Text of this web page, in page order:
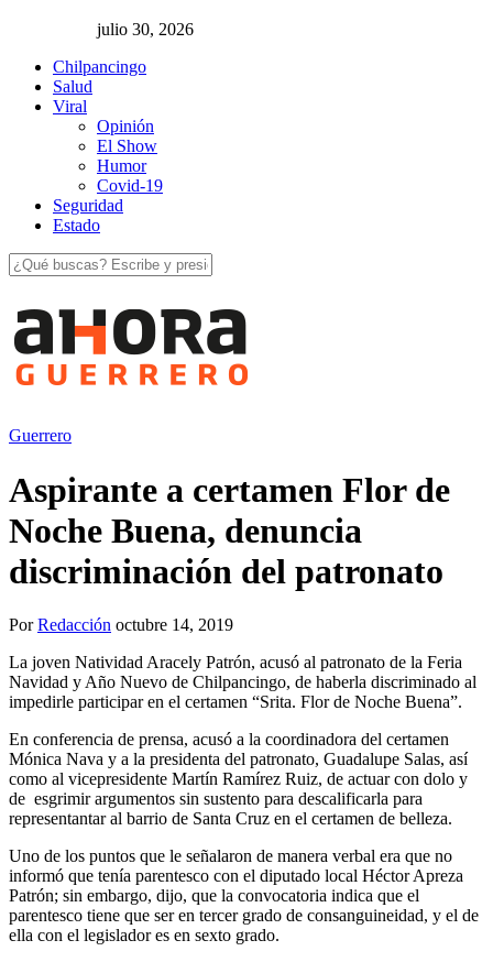
julio 30, 2026
Chilpancingo
Salud
Viral
Opinión
El Show
Humor
Covid-19
Seguridad
Estado
Guerrero
Aspirante a certamen Flor de
Noche Buena, denuncia
discriminación del patronato
PorRedacción octubre 14, 2019
La joven Natividad Aracely Patrón, acusó al patronato de la Feria
Navidad y Año Nuevo de Chilpancingo, de haberla discriminado al
impedirle participar en el certamen “Srita. Flor de Noche Buena”.
En conferencia de prensa, acusó a la coordinadora del certamen
Mónica Nava y a la presidenta del patronato, Guadalupe Salas, así
como al vicepresidente Martín Ramírez Ruiz, de actuar con dolo y
de esgrimir argumentos sin sustento para descalificarla para
representantar al barrio de Santa Cruz en el certamen de belleza.
Uno de los puntos que le señalaron de manera verbal era que no
informó que tenía parentesco con el diputado local Héctor Apreza
Patrón; sin embargo, dijo, que la convocatoria indica que el
parentesco tiene que ser en tercer grado de consanguineidad, y el de
ella con el legislador es en sexto grado.